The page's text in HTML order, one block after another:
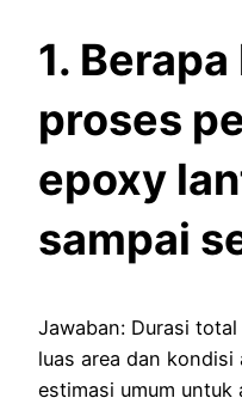
1.
proses
epoxy
sampai
Jawaban: Durasi
luas area dan kondisi
estimasi umum untuk